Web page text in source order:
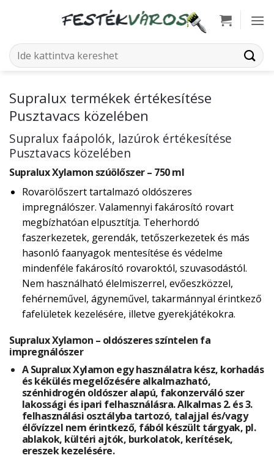
Keresés
a
Supralux termékek értékesítése
Pusztavacs közelében
Supralux faápolók, lazúrok értékesítése
Pusztavacs közelében
Supralux Xylamon szúölőszer – 750 ml
Rovarölőszert tartalmazó oldószeres
impregnálószer. Valamennyi fakárosító rovart
megbízhatóan elpusztítja. Teherhordó
faszerkezetek, gerendák, tetőszerkezetek és más
hasonló faanyagok mentesítése és védelme
mindenféle fakárosító rovaroktól, szuvasodástól.
Nem használható élelmiszerrel, evőeszközzel,
fehérneművel, ágyneművel, takarmánnyal érintkező
fafelületek kezelésére, illetve gyerekjátékokra.
Supralux Xylamon – oldószeres színtelen fa
impregnálószer
A Supralux Xylamon egy használatra kész, korhadás
és kékülés megelőzésére alkalmazható,
szénhidrogén oldószer alapú, fakonzerváló szer
lakossági és ipari felhasználásra. Alkalmas 2. és 3.
felhasználási osztályba tartozó, talajjal és/vagy
élővízzel nem érintkező, fából készült tárgyak, pl.
ablakok, kültéri ajtók, burkolatok, kerítések,
ereszek kezelésére.